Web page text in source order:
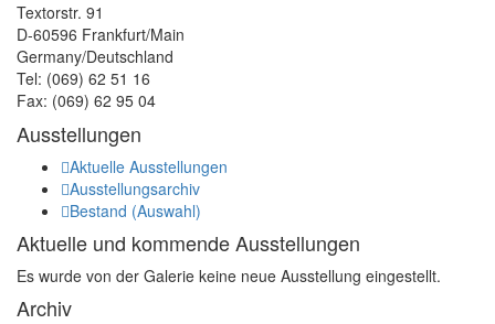
Textorstr. 91
D-60596 Frankfurt/Main
Germany/Deutschland
Tel: (069) 62 51 16
Fax: (069) 62 95 04
Ausstellungen
Aktuelle Ausstellungen
Ausstellungsarchiv
Bestand (Auswahl)
Aktuelle und kommende Ausstellungen
Es wurde von der Galerie keine neue Ausstellung eingestellt.
Archiv